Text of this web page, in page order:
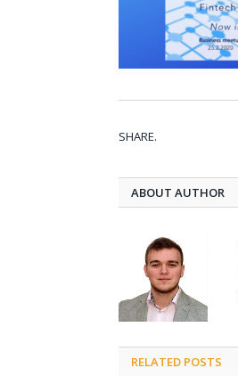
SHARE.
ABOUT AUTHOR
RELATED POSTS